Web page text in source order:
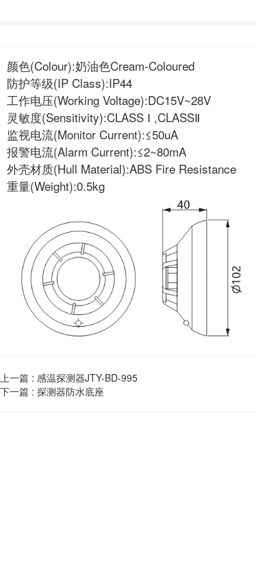
颜色(Colour):奶油色Cream-Coloured
防护等级(IP Class):IP44
工作电压(Working Voltage):DC15V~28V
灵敏度(Sensitivity):CLASS Ⅰ ,CLASSⅡ
监视电流(Monitor Current):≤50uA
报警电流(Alarm Current):≤2~80mA
外壳材质(Hull Material):ABS Fire Resistance
重量(Weight):0.5kg
上一篇 : 感温探测器JTY-BD-995
下一篇 : 探测器防水底座